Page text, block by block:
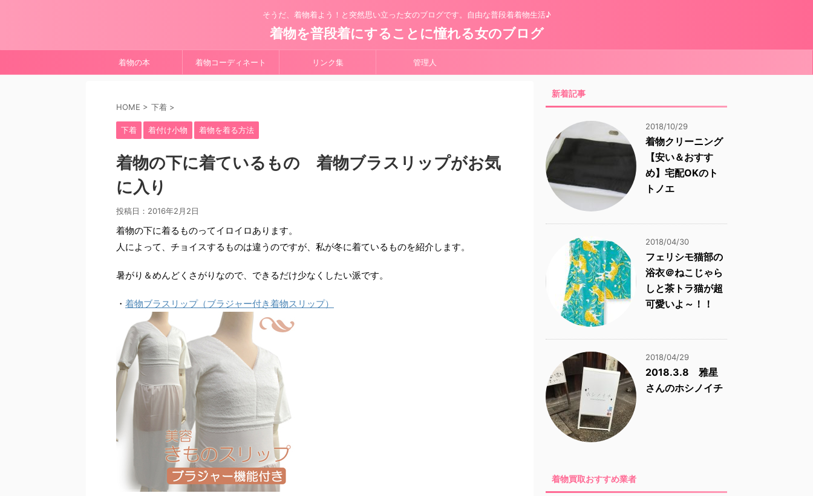
そうだ、着物着よう！と突然思い立った女のブログです。自由な普段着着物生活♪
着物を普段着にすることに憧れる女のブログ
着物の本 着物コーディネート リンク集 管理人
HOME > 下着 >
下着 着付け小物 着物を着る方法
着物の下に着ているもの 着物ブラスリップがお気
に入り
投稿日： 2016年2月2日
着物の下に着るものってイロイロあります。
人によって、チョイスするものは違うのですが、私が冬に着ているものを紹介します。
暑がり＆めんどくさがりなので、できるだけ少なくしたい派です。
・ 着物ブラスリップ（ブラジャー付き着物スリップ）
新着記事
2018/10/29
着物クリーニング
【安い＆おすす
め】宅配OKのト
トノエ
2018/04/30
フェリシモ猫部の
浴衣＠ねこじゃら
しと茶トラ猫が超
可愛いよ～！！
2018/04/29
2018.3.8 雅星
さんのホシノイチ
着物買取おすすめ業者